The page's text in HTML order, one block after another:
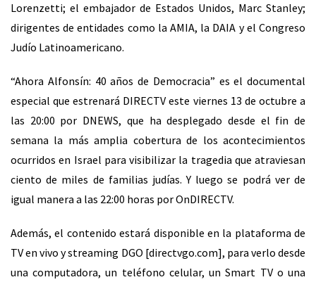
Lorenzetti; el embajador de Estados Unidos, Marc Stanley;
dirigentes de entidades como la AMIA, la DAIA y el Congreso
Judío Latinoamericano.
“Ahora Alfonsín: 40 años de Democracia” es el documental
especial que estrenará DIRECTV este viernes 13 de octubre a
las 20:00 por DNEWS, que ha desplegado desde el fin de
semana la más amplia cobertura de los acontecimientos
ocurridos en Israel para visibilizar la tragedia que atraviesan
ciento de miles de familias judías. Y luego se podrá ver de
igual manera a las 22:00 horas por OnDIRECTV.
Además, el contenido estará disponible en la plataforma de
TV en vivo y streaming DGO [directvgo.com], para verlo desde
una computadora, un teléfono celular, un Smart TV o una